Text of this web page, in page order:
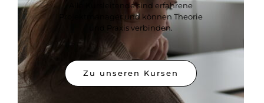
Alle Kursleitende sind erfahrene
Projektmanager und können Theorie
und Praxis verbinden.
Zu unseren Kursen